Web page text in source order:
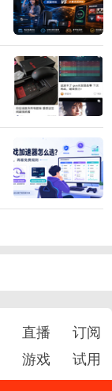
直播
订阅
游戏 试用